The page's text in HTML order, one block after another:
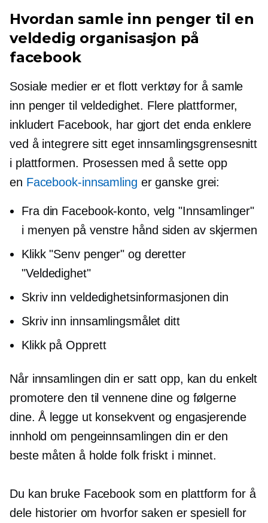
Hvordan samle inn penger til en
veldedig organisasjon på
facebook
Sosiale medier er et flott verktøy for å samle
inn penger til veldedighet. Flere plattformer,
inkludert Facebook, har gjort det enda enklere
ved å integrere sitt eget innsamlingsgrensesnitt
i plattformen. Prosessen med å sette opp
en Facebook-innsamling er ganske grei:
Fra din Facebook-konto, velg "Innsamlinger"
i menyen på venstre hånd siden av skjermen
Klikk "Senv penger" og deretter
"Veldedighet"
Skriv inn veldedighetsinformasjonen din
Skriv inn innsamlingsmålet ditt
Klikk på Opprett
Når innsamlingen din er satt opp, kan du enkelt
promotere den til vennene dine og følgerne
dine. Å legge ut konsekvent og engasjerende
innhold om pengeinnsamlingen din er den
beste måten å holde folk friskt i minnet.
Du kan bruke Facebook som en plattform for å
dele historier om hvorfor saken er spesiell for